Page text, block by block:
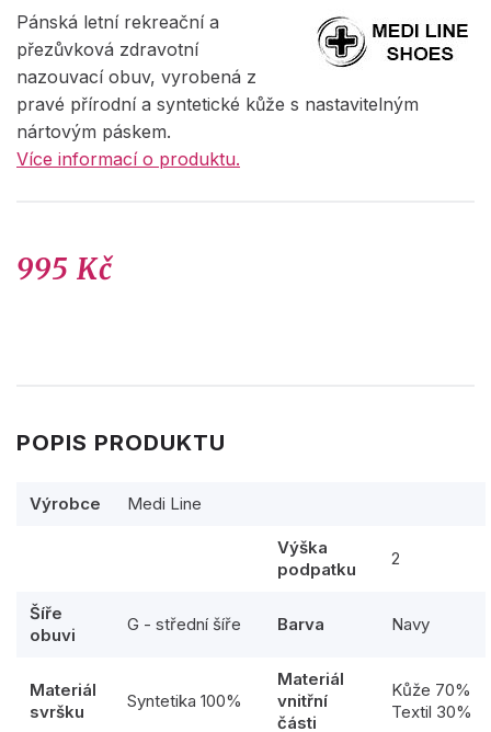
Pánská letní rekreační a
přezůvková zdravotní
nazouvací obuv, vyrobená z
pravé přírodní a syntetické kůže s nastavitelným
nártovým páskem.
Více informací o produktu.
995 Kč
POPIS PRODUKTU
Výrobce Medi Line
Výška
podpatku
2
Šíře
obuvi
G - střední šíře Barva Navy
Materiál
svršku
Syntetika 100%
Materiál
vnitřní
části
Kůže 70%
Textil 30%